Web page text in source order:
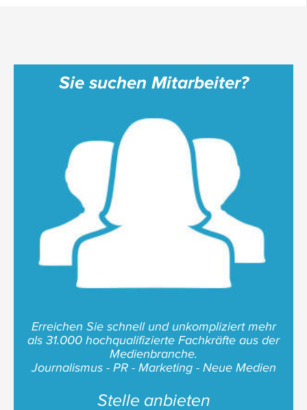
Sie suchen Mitarbeiter?
Erreichen Sie schnell und unkompliziert mehr
als 31.000 hochqualifizierte Fachkräfte aus der
Medienbranche.
Journalismus - PR - Marketing - Neue Medien
Stelle anbieten